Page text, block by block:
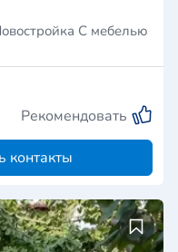
С мебелью
Рекомендовать
контакты